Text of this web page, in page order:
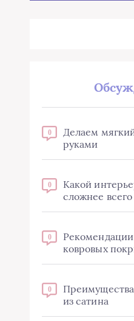
0
Делаем
руками
0
Какой
сложнее
0
ковровых
0
Преимущества
из сатина